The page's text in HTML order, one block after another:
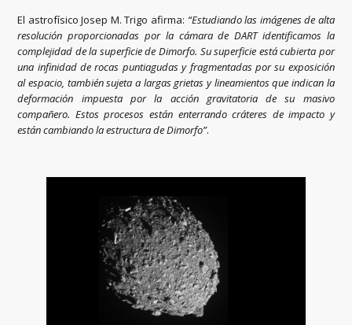
El astrofísico Josep M. Trigo afirma: “Estudiando las imágenes de alta
resolución proporcionadas por la cámara de DART identificamos la
complejidad de la superficie de Dimorfo. Su superficie está cubierta por
una infinidad de rocas puntiagudas y fragmentadas por su exposición
al espacio, también sujeta a largas grietas y lineamientos que indican la
deformación impuesta por la acción gravitatoria de su masivo
compañero. Estos procesos están enterrando cráteres de impacto y
están cambiando la estructura de Dimorfo”.